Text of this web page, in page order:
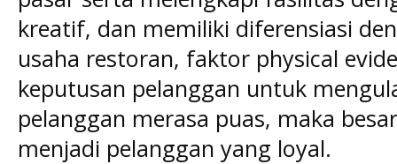
kreatif, dan memiliki diferensiasi
usaha restoran, faktor physical
keputusan pelanggan untuk
pelanggan merasa puas, maka
menjadi pelanggan yang loyal.